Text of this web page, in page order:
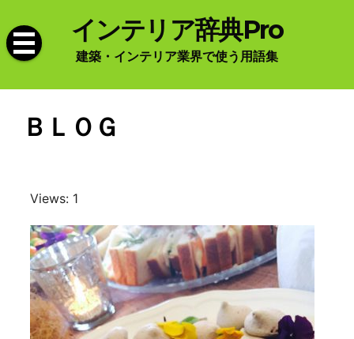
to
content
インテリア辞典Pro
建築・インテリア業界で使う用語集
ＢＬＯＧ
Views: 1